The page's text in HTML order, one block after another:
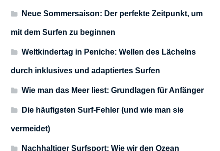
Neue Sommersaison: Der perfekte Zeitpunkt, um
mit dem Surfen zu beginnen
Weltkindertag in Peniche: Wellen des Lächelns
durch inklusives und adaptiertes Surfen
Wie man das Meer liest: Grundlagen für Anfänger
Die häufigsten Surf-Fehler (und wie man sie
vermeidet)
Nachhaltiger Surfsport: Wie wir den Ozean